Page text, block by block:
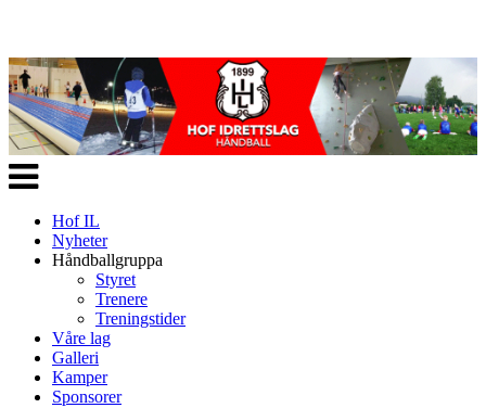
Veksle
navigasjon
Hof IL
Nyheter
Håndballgruppa
Styret
Trenere
Treningstider
Våre lag
Galleri
Kamper
Sponsorer